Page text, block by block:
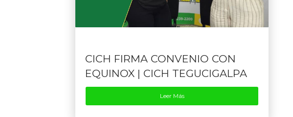
CICH FIRMA CONVENIO CON
EQUINOX | CICH TEGUCIGALPA
Leer Más